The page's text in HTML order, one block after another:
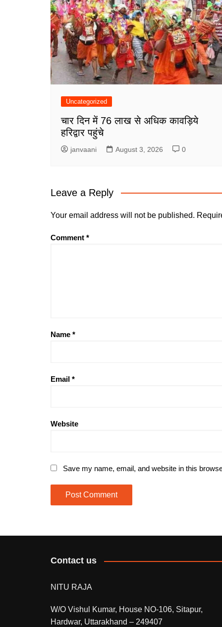
Uncategorized
चार दिन में 76 लाख से अधिक कावड़िये
हरिद्वार पहुंचे
janvaani August 3, 2026 0
Leave a Reply
Your email address will not be published.
Comment *
Name *
Email *
Website
Save my name, email, and website in this
Contact us
NITU RAJA
W/O Vishul Kumar, House NO-106, Sitapur,
Hardwar, Uttarakhand – 249407